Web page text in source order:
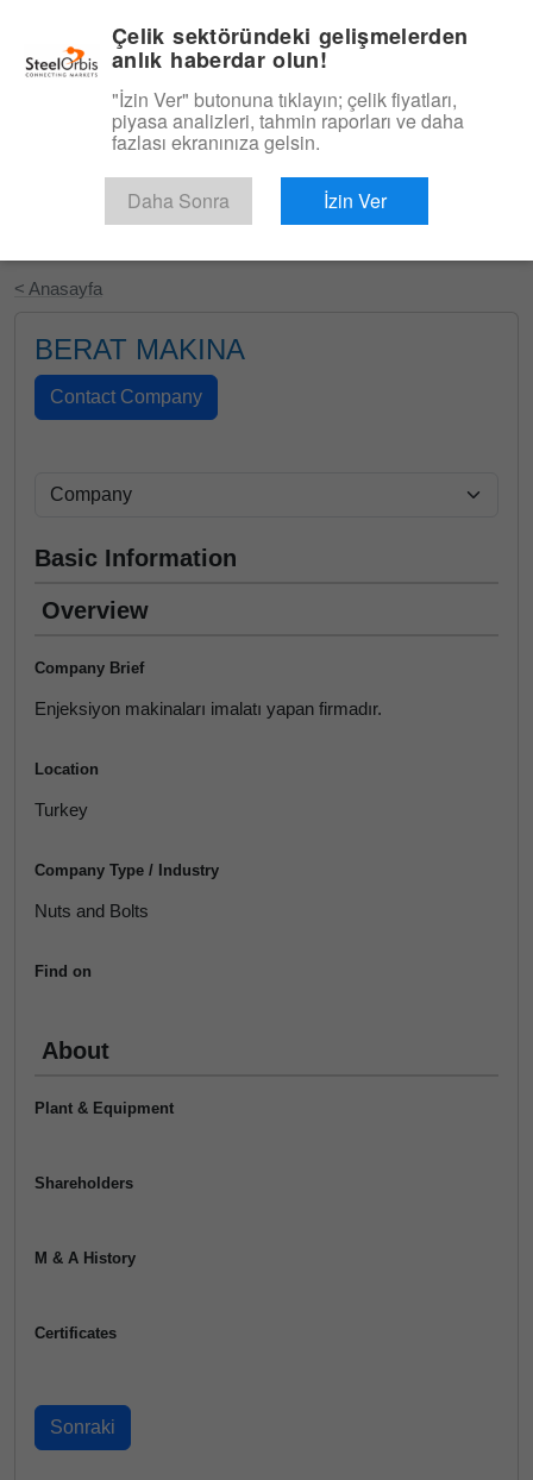
Ücretsiz Deneyin
< Anasayfa
BERAT MAKINA
Basic Information
Overview
Company Brief
Enjeksiyon makinaları imalatı yapan firmadır.
Location
Turkey
Company Type / Industry
Nuts and Bolts
Find on
About
Plant & Equipment
Shareholders
M & A History
Certificates
Çelik sektöründeki gelişmelerden
anlık haberdar olun!
"İzin Ver" butonuna tıklayın; çelik fiyatları,
piyasa analizleri, tahmin raporları ve daha
fazlası ekranınıza gelsin.
Daha Sonra İzin Ver